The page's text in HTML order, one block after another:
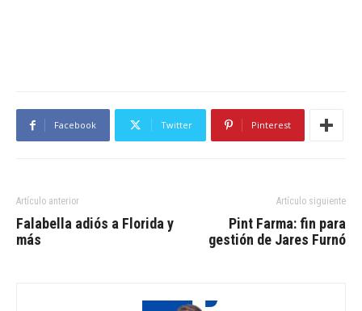
Facebook Twitter Pinterest
Artículo anterior
Falabella adiós a Florida y
más
Artículo siguiente
Pint Farma: fin para
gestión de Jares Furnó